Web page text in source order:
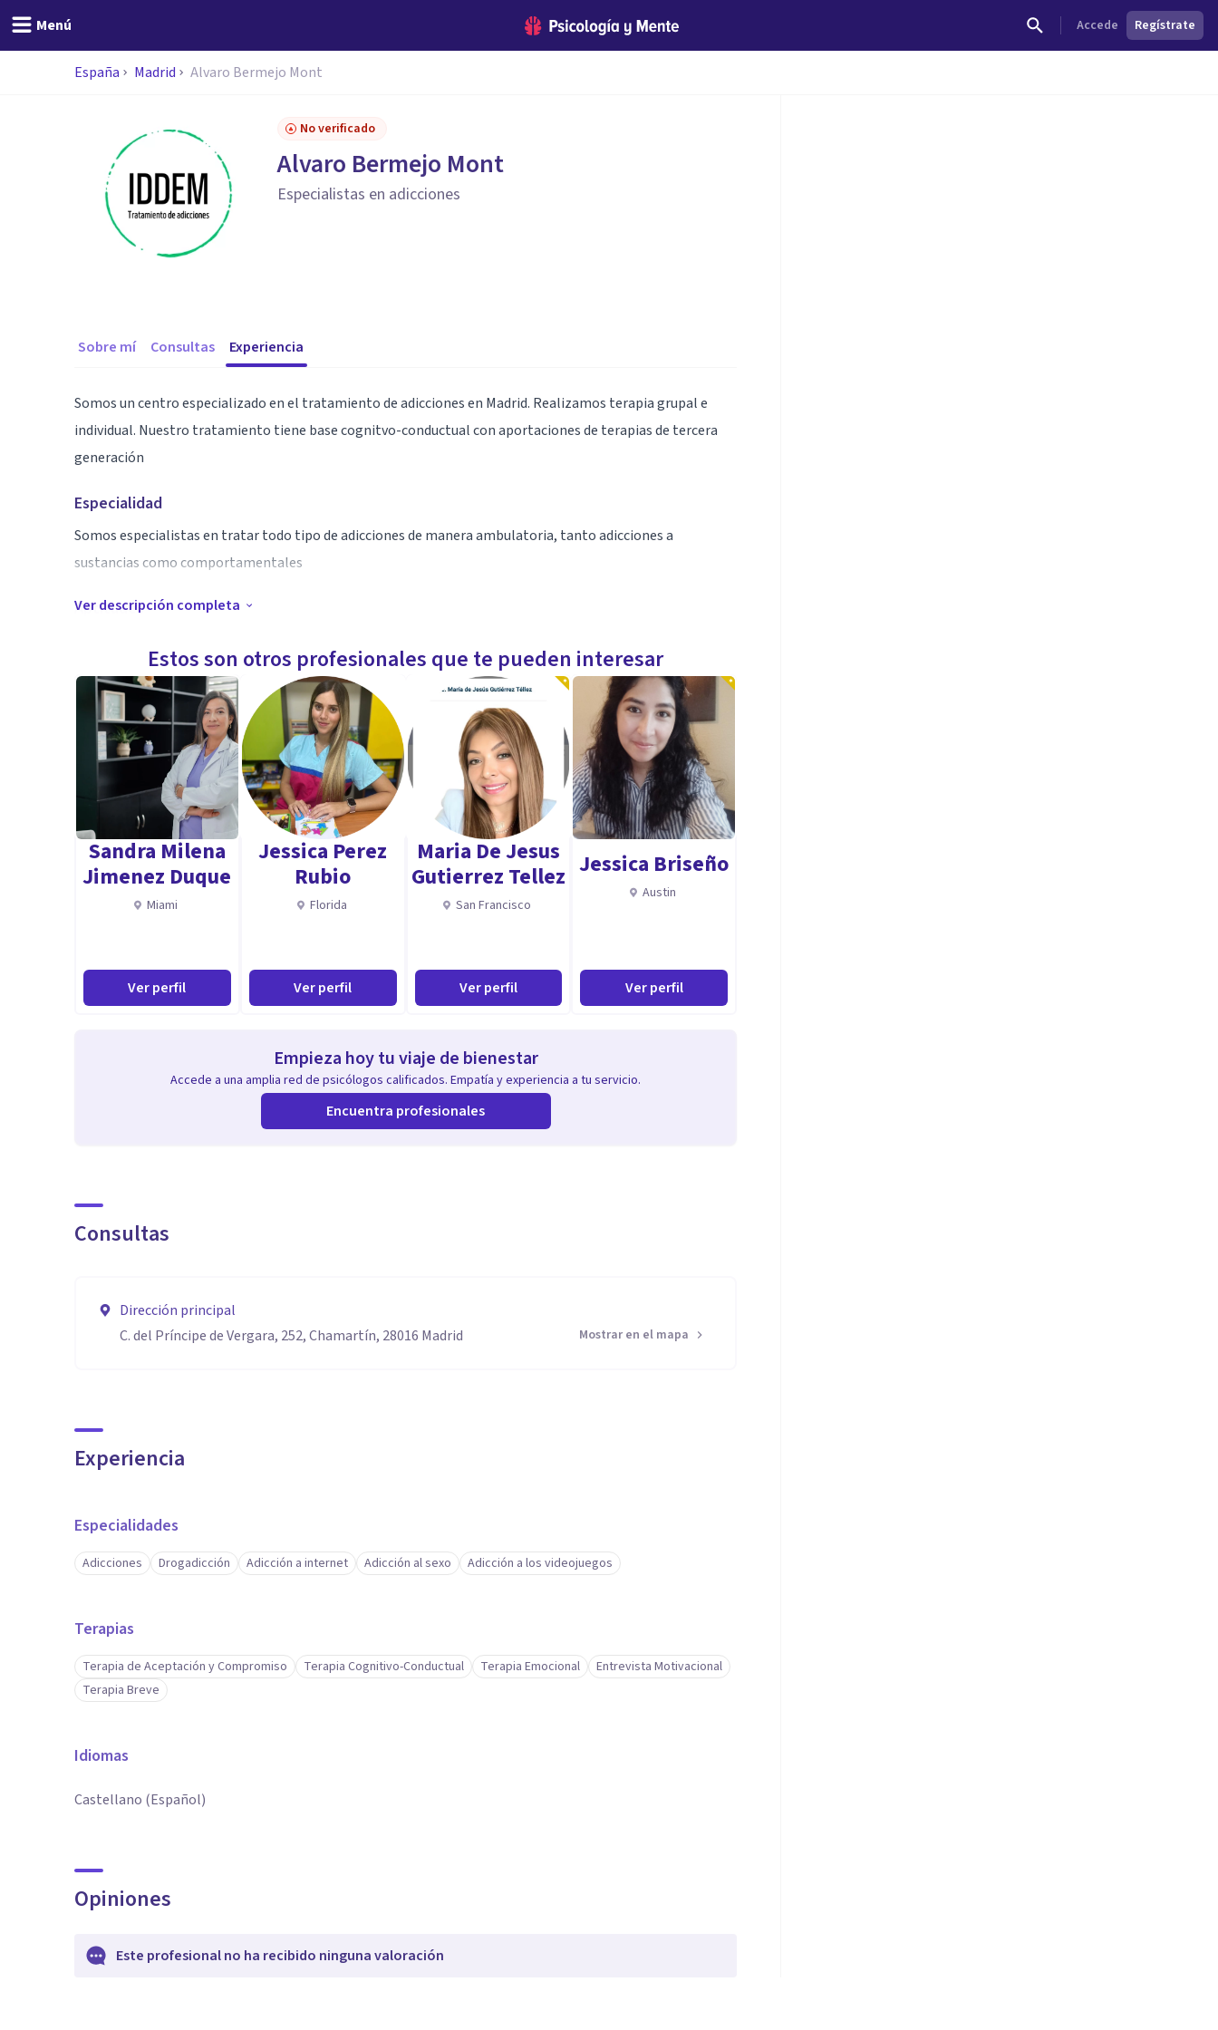
Menú Accede Regístrate
España Madrid Alvaro Bermejo Mont
No verificado
Alvaro Bermejo Mont
Especialistas en adicciones
Sobre mí Consultas Experiencia
Somos un centro especializado en el tratamiento de adicciones en Madrid. Realizamos terapia grupal e
individual. Nuestro tratamiento tiene base cognitvo-conductual con aportaciones de terapias de tercera
generación
Especialidad
Somos especialistas en tratar todo tipo de adicciones de manera ambulatoria, tanto adicciones a
sustancias como comportamentales
Aptitudes
sufrimiento, y como tal empatizamos con los pacientes que confían en nosotros.
Ver descripción completa
Estos son otros profesionales que te pueden interesar
Sandra Milena
Jimenez Duque
Miami
Ver perfil
Jessica Perez
Rubio
Florida
Ver perfil
Maria De Jesus
Gutierrez Tellez
San Francisco
Ver perfil
Jessica Briseño
Austin
Ver perfil
Empieza hoy tu viaje de bienestar
Accede a una amplia red de psicólogos calificados. Empatía y experiencia a tu servicio.
Encuentra profesionales
Consultas
Dirección principal
C. del Príncipe de Vergara, 252, Chamartín, 28016 Madrid
Mostrar en el mapa
Experiencia
Especialidades
Adicciones Drogadicción Adicción a internet Adicción al sexo Adicción a los videojuegos
Terapias
Terapia de Aceptación y Compromiso Terapia Cognitivo-Conductual Terapia Emocional
Entrevista Motivacional
Terapia Breve
Idiomas
Castellano (Español)
Opiniones
Este profesional no ha recibido ninguna valoración